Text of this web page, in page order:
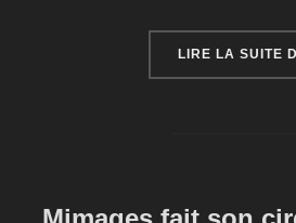
LIRE LA SUITE